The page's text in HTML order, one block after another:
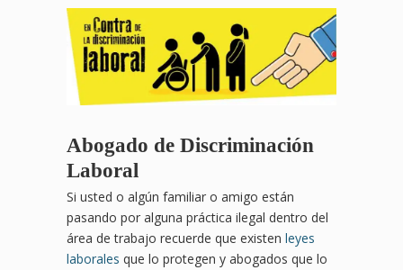
Abogado de Discriminación
Laboral
Si usted o algún familiar o amigo están
pasando por alguna práctica ilegal dentro del
área de trabajo recuerde que existen leyes
laborales que lo protegen y abogados que lo